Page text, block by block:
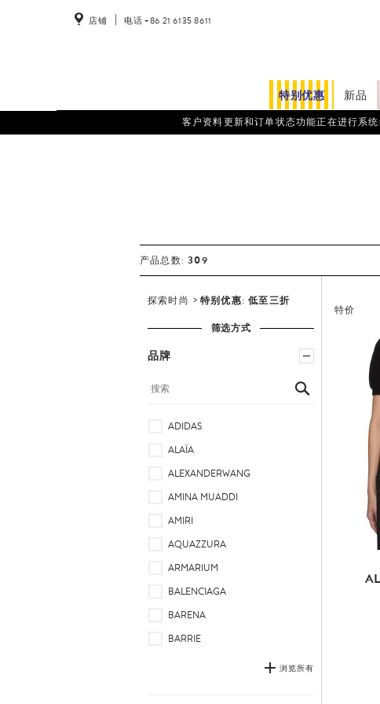
店铺 电话 +86 21 6135 8611
特别优惠 新品
客户资料更新和订单状态功能正在进行系
产品总数:309
探索时尚
特别优惠: 低至三折
筛选方式
品牌
ADIDAS
ALAÏA
ALEXANDERWANG
AMINA MUADDI
AMIRI
AQUAZZURA
ARMARIUM
BALENCIAGA
BARENA
BARRIE
浏览所有
特价